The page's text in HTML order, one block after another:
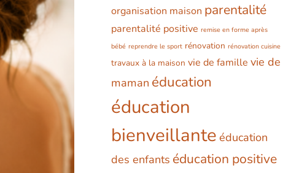
organisation maison parentalité
parentalité positive remise en forme après
bébé reprendre le sport rénovation rénovation cuisine
travaux à la maison vie de famille vie de
maman éducation
éducation
bienveillante éducation
des enfants éducation positive